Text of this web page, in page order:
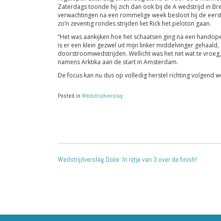
Zaterdags toonde hij zich dan ook bij de A wedstrijd in
verwachtingen na een rommelige week besloot hij de
zo’n zeventig rondes strijden liet Rick het peloton gaan.
“Het was aankijken hoe het schaatsen ging na een
is er een klein gezwel uit mijn linker middelvinger
doorstroomwedstrijden. Wellicht was het net wat te
namens Arktika aan de start in Amsterdam.
De focus kan nu dus op volledig herstel richting volgend
Posted in Wedstrijdverslag
NAVIGATION
Wedstrijdverslag Doke: In rijtje van 3 over de finish!